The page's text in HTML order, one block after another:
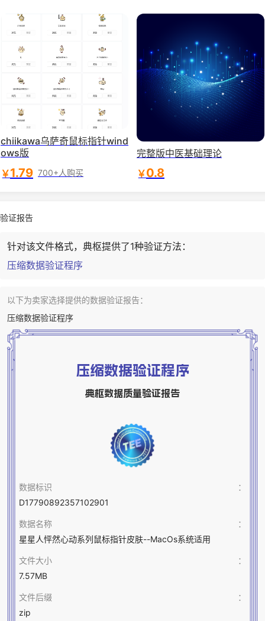
chiikawa乌萨奇鼠标指针wind
ows版
￥1.79 700+人购买
完整版中医基础理论
￥0.8
验证报告
针对该文件格式，典枢提供了1种验证方法：
压缩数据验证程序
以下为卖家选择提供的数据验证报告：
压缩数据验证程序
压缩数据验证程序
典枢数据质量验证报告
数据标识
：
D17790892357102901
数据名称
：
星星人怦然心动系列鼠标指针皮肤--MacOs系统适用
文件大小
：
7.57MB
文件后缀
：
zip